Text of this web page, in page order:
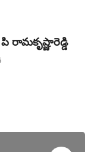
రామకృష్ణారెడ్డి